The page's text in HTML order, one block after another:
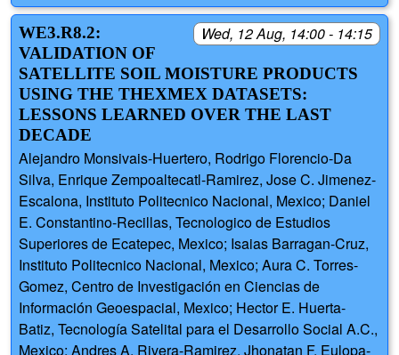
Wed, 12 Aug, 14:00 - 14:15
WE3.R8.2:
VALIDATION OF
SATELLITE SOIL MOISTURE PRODUCTS
USING THE THEXMEX DATASETS:
LESSONS LEARNED OVER THE LAST
DECADE
Alejandro Monsivais-Huertero, Rodrigo Florencio-Da
Silva, Enrique Zempoaltecatl-Ramirez, Jose C. Jimenez-
Escalona, Instituto Politecnico Nacional, Mexico; Daniel
E. Constantino-Recillas, Tecnologico de Estudios
Superiores de Ecatepec, Mexico; Isaias Barragan-Cruz,
Instituto Politecnico Nacional, Mexico; Aura C. Torres-
Gomez, Centro de Investigación en Ciencias de
Información Geoespacial, Mexico; Hector E. Huerta-
Batiz, Tecnología Satelital para el Desarrollo Social A.C.,
Mexico; Andres A. Rivera-Ramirez, Jhonatan F. Eulopa-